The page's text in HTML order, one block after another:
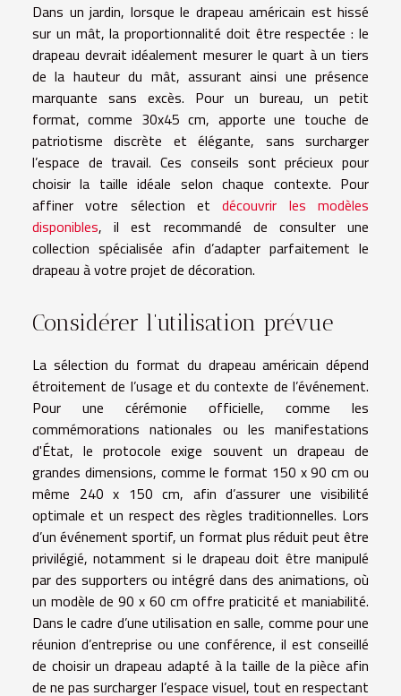
Dans un jardin, lorsque le drapeau américain est hissé
sur un mât, la proportionnalité doit être respectée : le
drapeau devrait idéalement mesurer le quart à un tiers
de la hauteur du mât, assurant ainsi une présence
marquante sans excès. Pour un bureau, un petit
format, comme 30x45 cm, apporte une touche de
patriotisme discrète et élégante, sans surcharger
l’espace de travail. Ces conseils sont précieux pour
choisir la taille idéale selon chaque contexte. Pour
affiner votre sélection etdécouvrir les modèles
disponibles, il est recommandé de consulter une
collection spécialisée afin d’adapter parfaitement le
drapeau à votre projet de décoration.
Considérer l’utilisation prévue
La sélection du format du drapeau américain dépend
étroitement de l’usage et du contexte de l’événement.
Pour une cérémonie officielle, comme les
commémorations nationales ou les manifestations
d'État, le protocole exige souvent un drapeau de
grandes dimensions, comme le format 150 x 90 cm ou
même 240 x 150 cm, afin d’assurer une visibilité
optimale et un respect des règles traditionnelles. Lors
d’un événement sportif, un format plus réduit peut être
privilégié, notamment si le drapeau doit être manipulé
par des supporters ou intégré dans des animations, où
un modèle de 90 x 60 cm offre praticité et maniabilité.
Dans le cadre d’une utilisation en salle, comme pour une
réunion d’entreprise ou une conférence, il est conseillé
de choisir un drapeau adapté à la taille de la pièce afin
de ne pas surcharger l’espace visuel, tout en respectant